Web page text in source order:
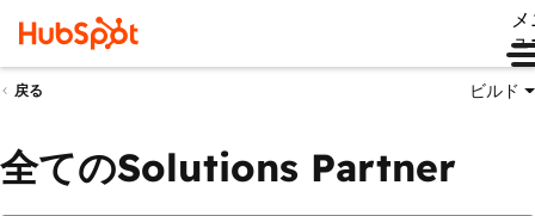
ュ
戻る ビルド
全てのSolutions Partner